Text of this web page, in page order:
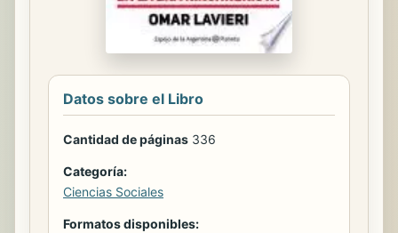
Datos sobre el Libro
Cantidad de páginas 336
Categoría:
Ciencias Sociales
Formatos disponibles: